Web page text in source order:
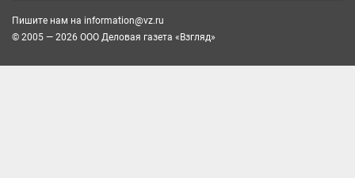
Пишите нам на information@vz.ru
© 2005 — 2026 ООО Деловая газета «Взгляд»